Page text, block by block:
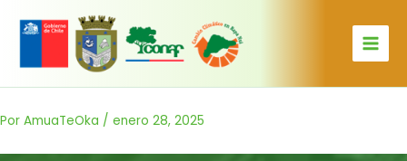
Por AmuaTeOka / enero 28, 2025